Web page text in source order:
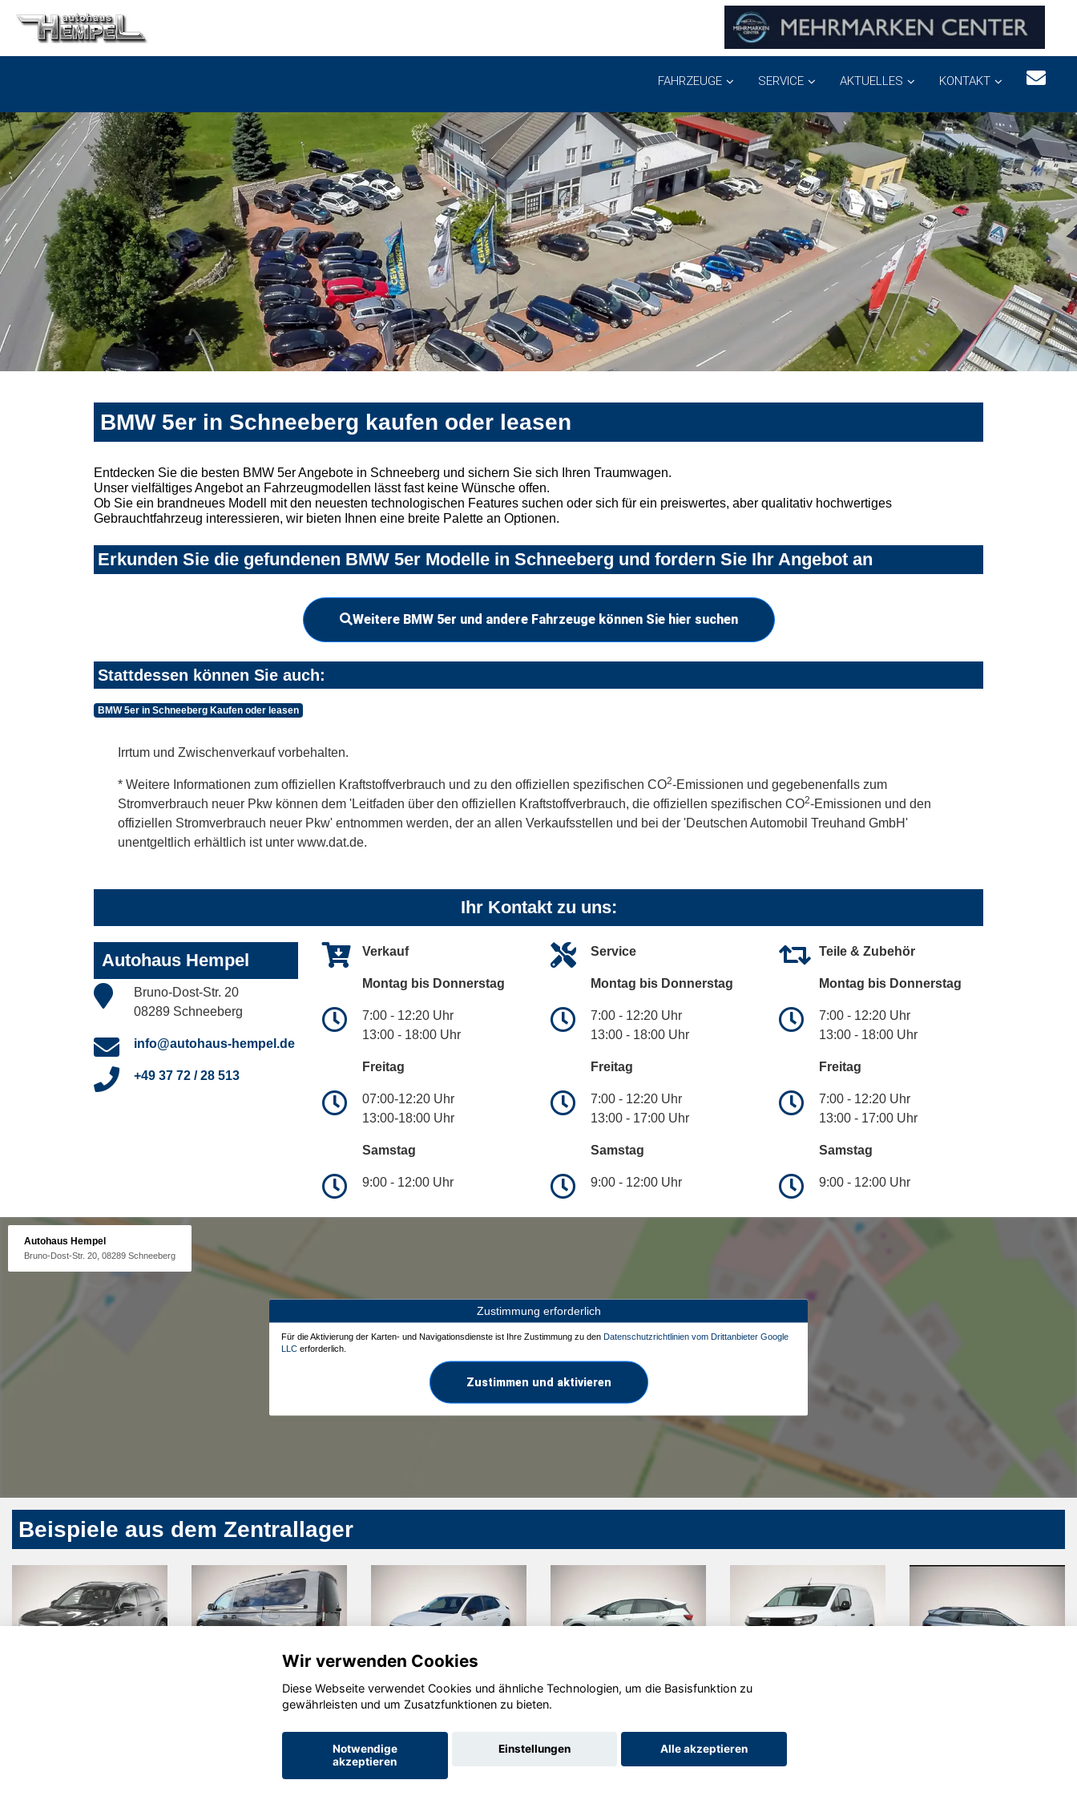
FAHRZEUGE SERVICE AKTUELLES KONTAKT
BMW 5er in Schneeberg kaufen oder leasen
Entdecken Sie die besten BMW 5er Angebote in Schneeberg und sichern Sie sich Ihren Traumwagen.
Unser vielfältiges Angebot an Fahrzeugmodellen lässt fast keine Wünsche offen.
Ob Sie ein brandneues Modell mit den neuesten technologischen Features suchen oder sich für ein preiswertes, aber qualitativ hochwertiges
Gebrauchtfahrzeug interessieren, wir bieten Ihnen eine breite Palette an Optionen.
Erkunden Sie die gefundenen BMW 5er Modelle in Schneeberg und fordern Sie Ihr Angebot an
Weitere BMW 5er und andere Fahrzeuge können Sie hier suchen
Stattdessen können Sie auch:
BMW 5er in Schneeberg Kaufen oder leasen
Irrtum und Zwischenverkauf vorbehalten.
* Weitere Informationen zum offiziellen Kraftstoffverbrauch und zu den offiziellen spezifischen CO2-Emissionen und gegebenenfalls zum
Stromverbrauch neuer Pkw können dem 'Leitfaden über den offiziellen Kraftstoffverbrauch, die offiziellen spezifischen CO2-Emissionen und den
offiziellen Stromverbrauch neuer Pkw' entnommen werden, der an allen Verkaufsstellen und bei der 'Deutschen Automobil Treuhand GmbH'
unentgeltlich erhältlich ist unter www.dat.de.
Ihr Kontakt zu uns:
Autohaus Hempel
Bruno-Dost-Str. 20
08289 Schneeberg
info@autohaus-hempel.de
+49 37 72 / 28 513
Verkauf
Montag bis Donnerstag
7:00 - 12:20 Uhr
13:00 - 18:00 Uhr
Freitag
07:00-12:20 Uhr
13:00-18:00 Uhr
Samstag
9:00 - 12:00 Uhr
Service
Montag bis Donnerstag
7:00 - 12:20 Uhr
13:00 - 18:00 Uhr
Freitag
7:00 - 12:20 Uhr
13:00 - 17:00 Uhr
Samstag
9:00 - 12:00 Uhr
Teile & Zubehör
Montag bis Donnerstag
7:00 - 12:20 Uhr
13:00 - 18:00 Uhr
Freitag
7:00 - 12:20 Uhr
13:00 - 17:00 Uhr
Samstag
9:00 - 12:00 Uhr
Autohaus Hempel
Bruno-Dost-Str. 20, 08289 Schneeberg
Zustimmung erforderlich
Für die Aktivierung der Karten- und Navigationsdienste ist Ihre Zustimmung zu den Datenschutzrichtlinien vom Drittanbieter Google
LLC erforderlich.
Zustimmen und aktivieren
Beispiele aus dem Zentrallager
Opel Corsa Cupra Born
Wir verwenden Cookies
Diese Webseite verwendet Cookies und ähnliche Technologien, um die Basisfunktion zu
gewährleisten und um Zusatzfunktionen zu bieten.
Notwendige
akzeptieren
Einstellungen Alle akzeptieren